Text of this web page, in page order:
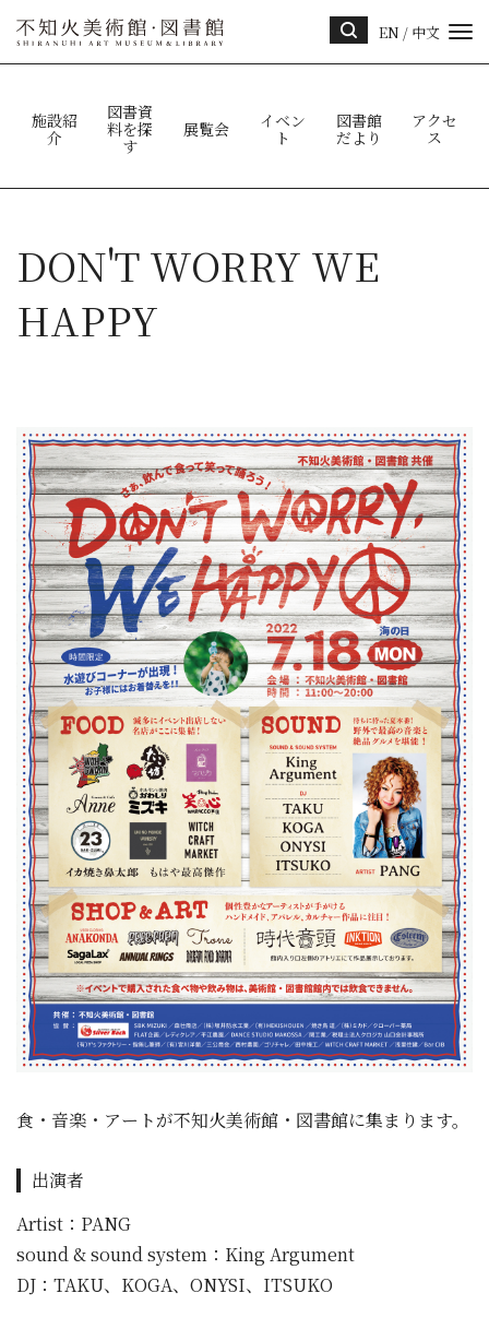
ト内
EN / 中文
施設紹
介
図書資
料を探
す
展覧会
イベン
ト
図書館
だより
アクセ
ス
DON'T WORRY WE
HAPPY
食・音楽・アートが不知火美術館・図書館に集まります。
出演者
Artist：PANG
sound & sound system：King Argument
DJ：TAKU、KOGA、ONYSI、ITSUKO